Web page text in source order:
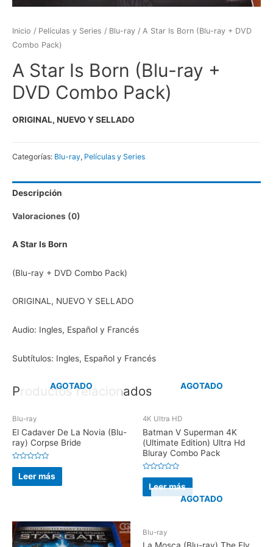
Inicio / Películas y Series / Blu-ray / A Star Is Born (Blu-ray + DVD
Combo Pack)
A Star Is Born (Blu-ray +
DVD Combo Pack)
ORIGINAL, NUEVO Y SELLADO
Categorías: Blu-ray, Películas y Series
Descripción
Valoraciones (0)
A Star Is Born
(Blu-ray + DVD Combo Pack)
ORIGINAL, NUEVO Y SELLADO
Audio: Ingles, Español y Francés
Subtítulos: Ingles, Español y Francés
Productos relacionados
AGOTADO
Blu-ray
El Cadaver De La Novia (Blu-
ray) Corpse Bride
V
o
n
0
d
Leer más
AGOTADO
4K Ultra HD
Batman V Superman 4K
(Ultimate Edition) Ultra Hd
Bluray Combo Pack
V
o
e
n
0
Leer más
AGOTADO
Blu-ray